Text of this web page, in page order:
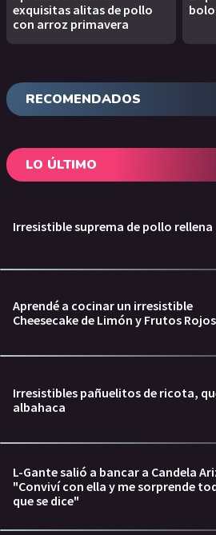
exquisitas alitas de pollo
con arroz primavera
RECOMENDADOS
LO ÚLTIMO
Irresistible suprema de pollo rellena
Aprendé a cocinar un irresistible
Cheesecake de Limón y Frutos Rojos
Irresistibles pañuelitos de ricota,
albahaca
L-Gante salió a bancar a Candela
"Conviví con ella y me sorprende
que se dice"